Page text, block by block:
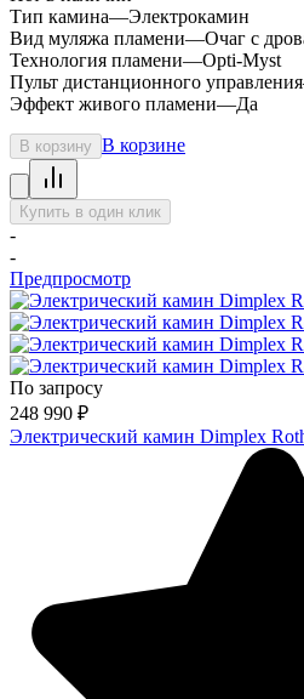
Тип камина—Электрокамин
Вид муляжа пламени—Очаг с
Технология пламени—Opti-Myst
Пульт дистанционного управления
Эффект живого пламени—Да
В корзину В корзине
Купить в один клик
-
-
Предпросмотр
По запросу
248 990 ₽
Электрический камин Dimplex